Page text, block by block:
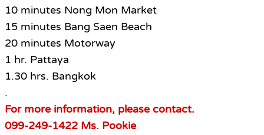
10 minutes Nong Mon Market
15 minutes Bang Saen Beach
20 minutes Motorway
1 hr. Pattaya
1.30 hrs. Bangkok
.
For more information, please contact.
099-249-1422 Ms. Pookie